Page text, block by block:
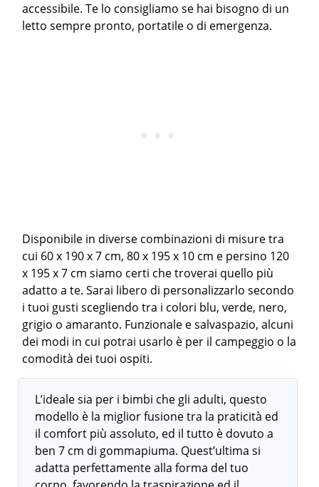
accessibile. Te lo consigliamo se hai bisogno di un
letto sempre pronto, portatile o di emergenza.
Disponibile in diverse combinazioni di misure tra
cui 60 x 190 x 7 cm, 80 x 195 x 10 cm e persino 120
x 195 x 7 cm siamo certi che troverai quello più
adatto a te. Sarai libero di personalizzarlo secondo
i tuoi gusti scegliendo tra i colori blu, verde, nero,
grigio o amaranto. Funzionale e salvaspazio, alcuni
dei modi in cui potrai usarlo è per il campeggio o la
comodità dei tuoi ospiti.
L’ideale sia per i bimbi che gli adulti, questo
modello è la miglior fusione tra la praticità ed
il comfort più assoluto, ed il tutto è dovuto a
ben 7 cm di gommapiuma. Quest’ultima si
adatta perfettamente alla forma del tuo